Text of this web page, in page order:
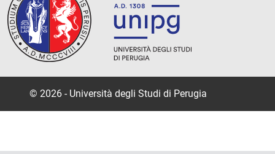
© 2026 - Università degli Studi di Perugia